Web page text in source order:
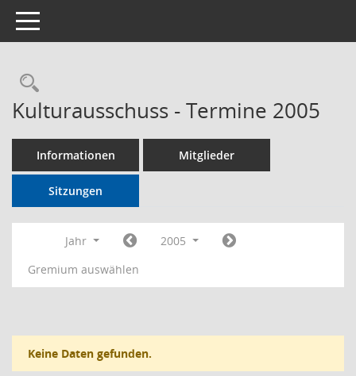
Toggle navigation
Rechercheauswahl
Kulturausschuss - Termine 2005
Informationen Mitglieder
Sitzungen
Jahr
2005
Gremium auswählen
Keine Daten gefunden.